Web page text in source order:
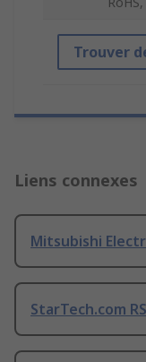
Trouver
Liens connexes
Mitsubishi
StarTech.com